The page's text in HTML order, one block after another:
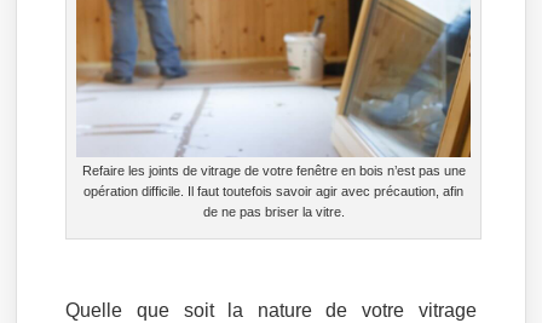
Refaire les joints de vitrage de votre fenêtre en bois n’est pas une
opération difficile. Il faut toutefois savoir agir avec précaution, afin
de ne pas briser la vitre.
Quelle que soit la nature de votre vitrage